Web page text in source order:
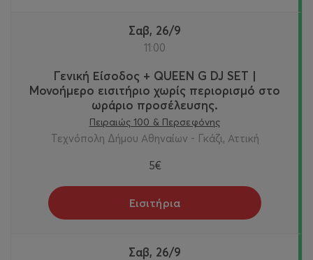
Σαβ, 26/9
11:00
Γενική Είσοδος + QUEEN G DJ SET |
Μονοήμερο εισιτήριο χωρίς περιορισμό στο
ωράριο προσέλευσης.
Πειραιώς 100 & Περσεφόνης
Τεχνόπολη Δήμου Αθηναίων - Γκάζι, Αττική
5€
Εισιτήρια
Σαβ, 26/9